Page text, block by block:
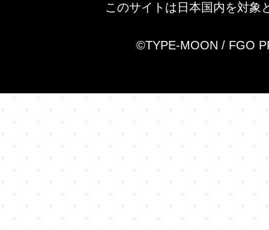
このサイトは日本国内を対象
©TYPE-MOON / FGO